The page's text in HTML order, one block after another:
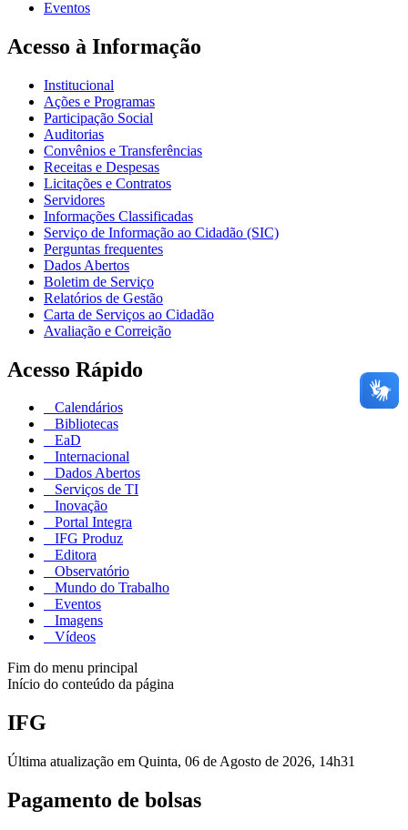
Eventos
Acesso à Informação
Institucional
Ações e Programas
Participação Social
Auditorias
Convênios e Transferências
Receitas e Despesas
Licitações e Contratos
Servidores
Informações Classificadas
Serviço de Informação ao Cidadão (SIC)
Perguntas frequentes
Dados Abertos
Boletim de Serviço
Relatórios de Gestão
Carta de Serviços ao Cidadão
Avaliação e Correição
Acesso Rápido
Calendários
Bibliotecas
EaD
Internacional
Dados Abertos
Serviços de TI
Inovação
Portal Integra
IFG Produz
Editora
Observatório
Mundo do Trabalho
Eventos
Imagens
Vídeos
Fim do menu principal
Início do conteúdo da página
IFG
Última atualização em Quinta, 06 de Agosto de 2026, 14h31
Pagamento de bolsas